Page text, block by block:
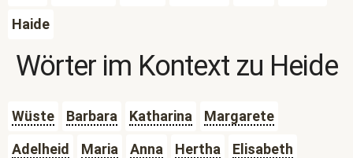
Haide
Wörter im Kontext zu Heide
Wüste Barbara Katharina
Margarete
Adelheid
Maria Anna Hertha
Elisabeth